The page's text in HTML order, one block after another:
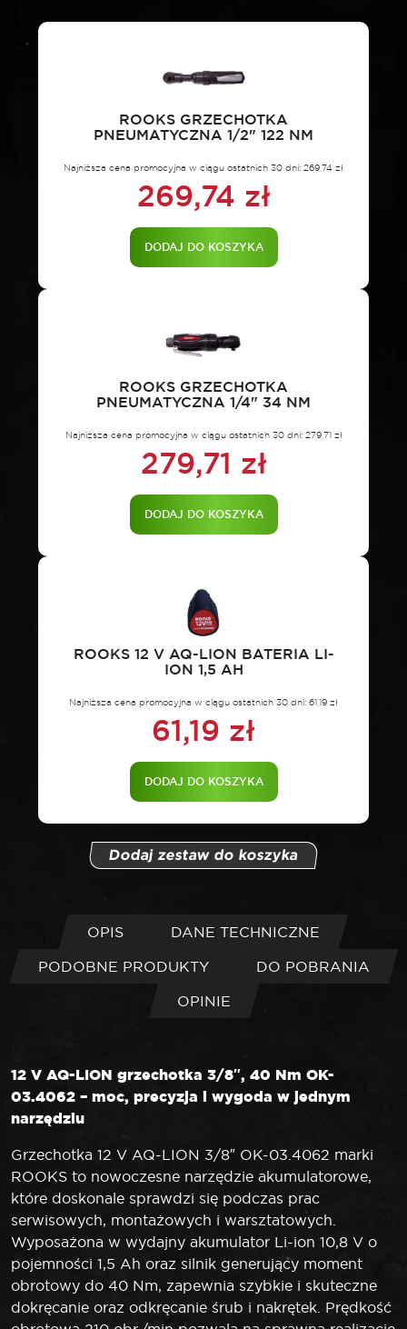
ROOKS GRZECHOTKA
PNEUMATYCZNA 1/2" 122 NM
Najniższa cena promocyjna w ciągu ostatnich 30 dni: 269,74 zł
269,74 zł
DODAJ DO KOSZYKA
ROOKS GRZECHOTKA
PNEUMATYCZNA 1/4" 34 NM
Najniższa cena promocyjna w ciągu ostatnich 30 dni: 279,71 zł
279,71 zł
DODAJ DO KOSZYKA
ROOKS 12 V AQ-LION BATERIA LI-
ION 1,5 AH
Najniższa cena promocyjna w ciągu ostatnich 30 dni: 61,19 zł
61,19 zł
DODAJ DO KOSZYKA
Dodaj zestaw do koszyka
OPIS
DANE TECHNICZNE
PODOBNE PRODUKTY
DO POBRANIA
OPINIE
12 V AQ-LION grzechotka 3/8″, 40 Nm OK-
03.4062 – moc, precyzja i wygoda w jednym
narzędziu
Grzechotka 12 V AQ-LION 3/8″ OK-03.4062 marki
ROOKS to nowoczesne narzędzie akumulatorowe,
które doskonale sprawdzi się podczas prac
serwisowych, montażowych i warsztatowych.
Wyposażona w wydajny akumulator Li-ion 10,8 V o
pojemności 1,5 Ah oraz silnik generujący moment
obrotowy do 40 Nm, zapewnia szybkie i skuteczne
dokręcanie oraz odkręcanie śrub i nakrętek. Prędkość